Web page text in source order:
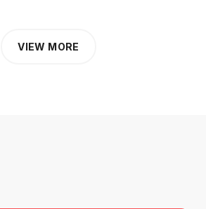
VIEW MORE